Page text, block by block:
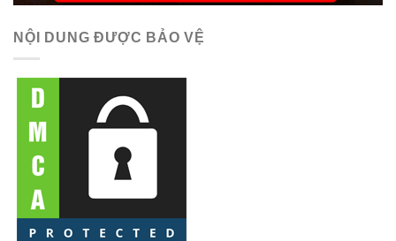
NỘI DUNG ĐƯỢC BẢO VỆ